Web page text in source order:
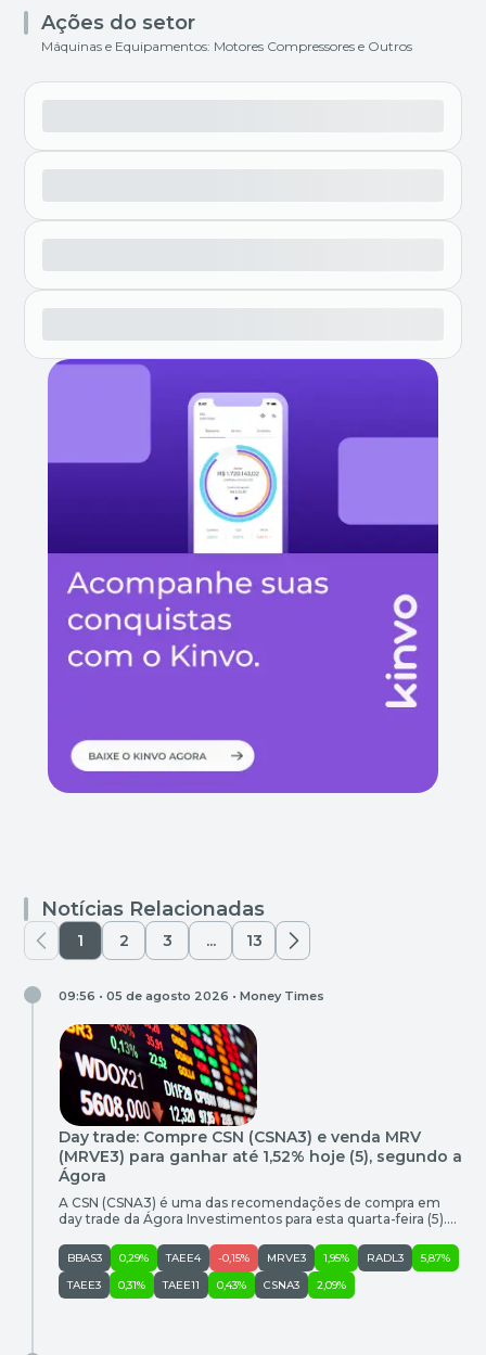
Ações do setor
Máquinas e Equipamentos: Motores Compressores e Outros
Notícias Relacionadas
1 2 3 ... 13
09:56 • 05 de agosto 2026 • Money Times
Day trade: Compre CSN (CSNA3) e venda MRV
(MRVE3) para ganhar até 1,52% hoje (5), segundo a
Ágora
A CSN (CSNA3) é uma das recomendações de compra em
day trade da Ágora Investimentos para esta quarta-feira (5).
(4) cotadas a R$ 4,79. O potencial de ganho é de 1,46% e o
stop sugerido é de R$ 4,76. Compra Empresa Ticker Entrada
(R$) Objetivo […]
BBAS3 0,29% TAEE4 -0,15% MRVE3 1,95% RADL3
5,87%
TAEE3
0,31% TAEE11 0,43% CSNA3 2,09%